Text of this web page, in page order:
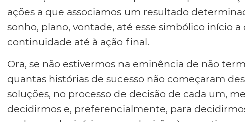
ações a que associamos um resultado
sonho, plano, vontade, até esse simbólico início
continuidade até à ação final.
Ora, se não estivermos na eminência de não
quantas histórias de sucesso não começaram
soluções, no processo de decisão de cada um,
decidirmos e, preferencialmente, para